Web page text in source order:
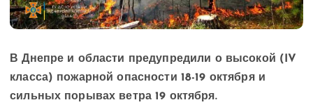
В Днепре и области предупредили о высокой (IV
класса) пожарной опасности 18-19 октября и
сильных порывах ветра 19 октября.